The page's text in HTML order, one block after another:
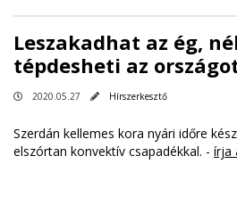
Leszakadhat az ég,
tépdesheti az
2020.05.27 Hírszerkesztő
Szerdán kellemes kora nyári időre
elszórtan konvektív csapadékkal. - írja